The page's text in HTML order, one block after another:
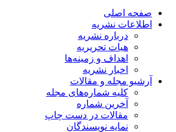
صفحه اصلی
اطلاعات نشریه
درباره نشریه
هیات تحریریه
اهداف و زمینه‌ها
اخبار نشریه
آرشیو مجله و مقالات
کلیه شماره‌های مجله
آخرین شماره
مقالات در دست چاپ
نمایه نویسندگان